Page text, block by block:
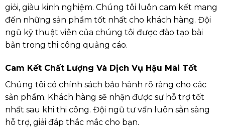
giỏi, giàu kinh nghiệm. Chúng tôi luôn cam kết mang
đến những sản phẩm tốt nhất cho khách hàng. Đội
ngũ kỹ thuật viên của chúng tôi được đào tạo bài
bản trong thi công quảng cáo.
Cam Kết Chất Lượng Và Dịch Vụ Hậu Mãi Tốt
Chúng tôi có chính sách bảo hành rõ ràng cho các
sản phẩm. Khách hàng sẽ nhận được sự hỗ trợ tốt
nhất sau khi thi công. Đội ngũ tư vấn luôn sẵn sàng
hỗ trợ, giải đáp thắc mắc cho bạn.